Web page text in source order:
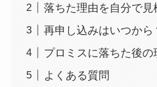
落ちた理由を自分で見
再申し込みはいつから
プロミスに落ちた後の
よくある質問